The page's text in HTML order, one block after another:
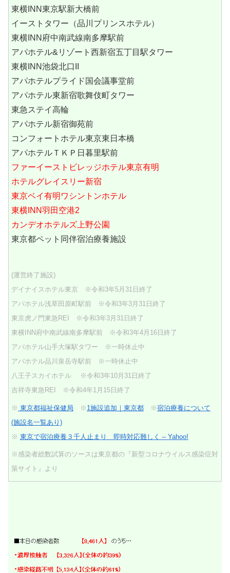
東横INN東京駅新大橋前
イーストタワー（品川プリンスホテル）
東横INN府中南武線南多摩駅前
アパホテル&リゾート西新宿五丁目駅タワー
東横INN池袋北口II
アパホテルプライド国会議事堂前
アパホテル東新宿歌舞伎町タワー
東急ステイ高輪
アパホテル新宿御苑前
コンフォートホテル東京東日本橋
アパホテルＴＫＰ日暮里駅前
ファーイーストビレッジホテル東京有明
ホテルグレイスリー新宿
東京ベイ有明ワシントンホテル
東横INN羽田空港2
カンデオホテルズ上野公園
東京都ペット同伴宿泊療養施設
(運営終了施設)
デイナイスホテル東京 ※令和3年5月31日終了
アパホテル浅草田原町駅前 ※令和3年3月31日終了
東京虎ノ門東急REI ※令和3年3月31日終了
東横INN府中南武線南多摩駅前 ※令和3年4月16日終了
アパホテル山手大塚駅タワー
※一時休止中
アパホテル品川泉岳寺駅前
※一時休止中
八王子スカイホテル ※令和3年10月31日終了
吉祥寺東急REI ※令和4年1月15日終了
※ 東京都福祉保健局 ※ 1施設追加｜東京都 ※宿泊療養について
(施設名一覧あり)
※ 東京で宿泊療養３千人止まり 即時対応難しく – Yahoo!
※感染者総数試算のソースは東京都の『新型コロナウイルス感染症対
策サイト』より